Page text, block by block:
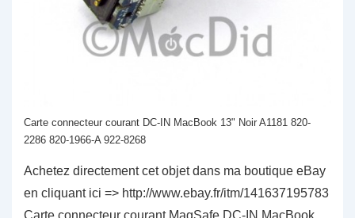
Carte connecteur courant DC-IN MacBook 13" Noir A1181 820-
2286 820-1966-A 922-8268
Achetez directement cet objet dans ma boutique eBay
en cliquant ici => http://www.ebay.fr/itm/141637195783
Carte connecteur courant MagSafe DC-IN MacBook